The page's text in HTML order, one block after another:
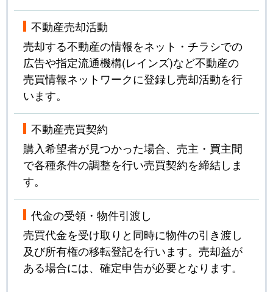
不動産売却活動
売却する不動産の情報をネット・チラシでの
広告や指定流通機構(レインズ)など不動産の
売買情報ネットワークに登録し売却活動を行
います。
不動産売買契約
購入希望者が見つかった場合、売主・買主間
で各種条件の調整を行い売買契約を締結しま
す。
代金の受領・物件引渡し
売買代金を受け取りと同時に物件の引き渡し
及び所有権の移転登記を行います。売却益が
ある場合には、確定申告が必要となります。